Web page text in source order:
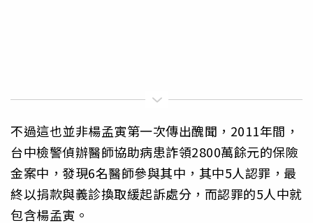
不過這也並非楊孟寅第一次傳出醜聞，2011年間，
台中檢警偵辦醫師協助病患詐領2800萬餘元的保險
金案中，發現6名醫師參與其中，其中5人認罪，最
終以捐款與義診換取緩起訴處分，而認罪的5人中就
包含楊孟寅。